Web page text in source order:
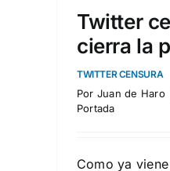
Twitter
cierra la
TWITTER CENSURA
Por Juan de Haro
Portada
Como ya